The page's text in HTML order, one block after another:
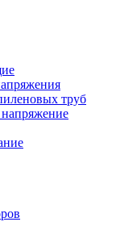
труб